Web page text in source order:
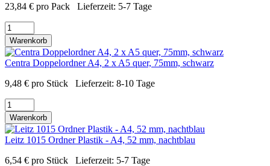
23,84 € pro Pack Lieferzeit: 5-7 Tage
Warenkorb
Centra Doppelordner A4, 2 x A5 quer, 75mm, schwarz
9,48 € pro Stück Lieferzeit: 8-10 Tage
Warenkorb
Leitz 1015 Ordner Plastik - A4, 52 mm, nachtblau
6,54 € pro Stück Lieferzeit: 5-7 Tage